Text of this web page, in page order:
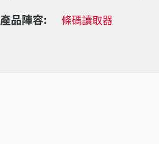
產品陣容: 條碼讀取器